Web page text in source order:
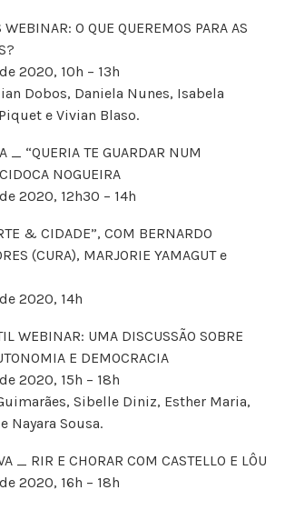
O QUE QUEREMOS PARA AS
2020, 10h – 13h
Dobos, Daniela Nunes, Isabela
e Vivian Blaso.
_ “QUERIA TE GUARDAR NUM
NOGUEIRA
2020, 12h30 – 14h
& CIDADE”, COM BERNARDO
(CURA), MARJORIE YAMAGUT e
2020, 14h
WEBINAR: UMA DISCUSSÃO SOBRE
E DEMOCRACIA
2020, 15h – 18h
Sibelle Diniz, Esther Maria,
Nayara Sousa.
_ RIR E CHORAR COM CASTELLO E LÔU
2020, 16h – 18h